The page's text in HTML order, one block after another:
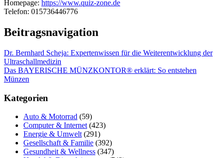
Homepage: https://www.quiz-zone.de
Telefon: 015736446776
Beitragsnavigation
Dr. Bernhard Scheja: Expertenwissen für die Weiterentwicklung der
Ultraschallmedizin
Das BAYERISCHE MÜNZKONTOR® erklärt: So entstehen
Münzen
Kategorien
Auto & Motorrad (59)
Computer & Internet (423)
Energie & Umwelt (291)
Gesellschaft & Familie (392)
Gesundheit & Wellness (347)